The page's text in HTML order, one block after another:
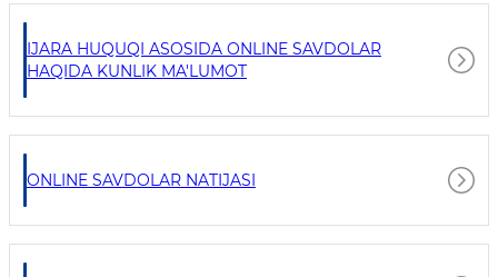
IJARA HUQUQI ASOSIDA ONLINE SAVDOLAR
HAQIDA KUNLIK MA'LUMOT
ONLINE SAVDOLAR NATIJASI